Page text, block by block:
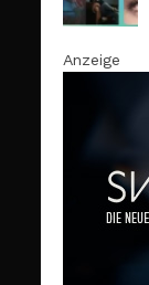
Anzeige